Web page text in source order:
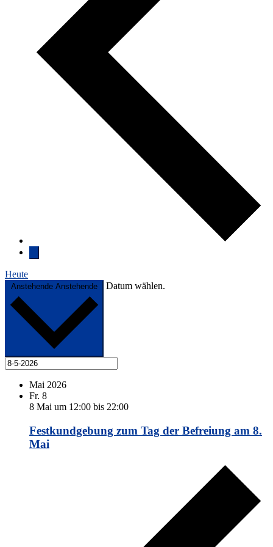
Heute
Anstehende Anstehende Datum wählen.
Mai 2026
Fr. 8
8 Mai um 12:00 bis 22:00
Festkundgebung zum Tag der Befreiung am 8.
Mai